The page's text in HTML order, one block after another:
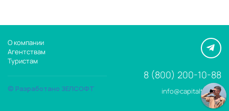
О компании
Агентствам
Туристам
© Разработано ЗЕЛСОФТ
8 (800) 200-10-88
info@capitaltour.ru